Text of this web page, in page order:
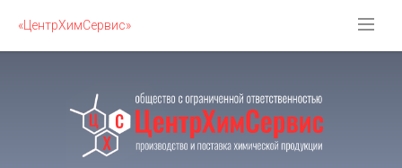
«ЦентрХимСервис»